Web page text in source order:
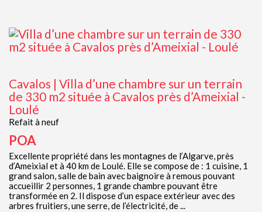
Cavalos | Villa d’une chambre sur un terrain
de 330 m2 située à Cavalos près d’Ameixial -
Loulé
Refait à neuf
POA
Excellente propriété dans les montagnes de l’Algarve, près
d’Ameixial et à 40 km de Loulé. Elle se compose de : 1 cuisine, 1
grand salon, salle de bain avec baignoire à remous pouvant
accueillir 2 personnes, 1 grande chambre pouvant être
transformée en 2. Il dispose d’un espace extérieur avec des
arbres fruitiers, une serre, de l’électricité, de ...